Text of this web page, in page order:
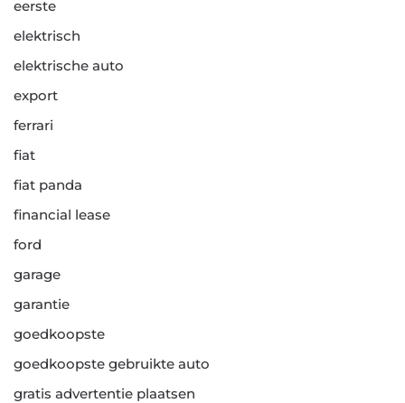
eerste
elektrisch
elektrische auto
export
ferrari
fiat
fiat panda
financial lease
ford
garage
garantie
goedkoopste
goedkoopste gebruikte auto
gratis advertentie plaatsen